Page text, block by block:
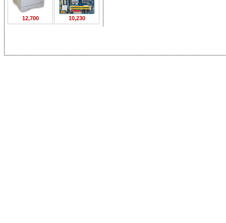
12,700 10,230